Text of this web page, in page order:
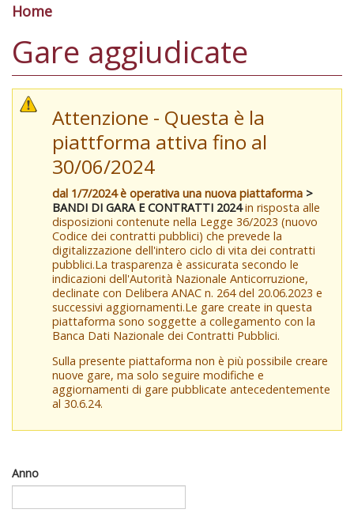
Tu sei qui
Home
Gare aggiudicate
Attenzione - Questa è la
piattforma attiva fino al
30/06/2024
dal 1/7/2024 è operativa una nuova piattaforma >
BANDI DI GARA E CONTRATTI 2024in risposta alle
disposizioni contenute nella Legge 36/2023 (nuovo
Codice dei contratti pubblici) che prevede la
digitalizzazione dell'intero ciclo di vita dei contratti
pubblici.La trasparenza è assicurata secondo le
indicazioni dell'Autorità Nazionale Anticorruzione,
declinate con Delibera ANAC n. 264 del 20.06.2023 e
successivi aggiornamenti.Le gare create in questa
piattaforma sono soggette a collegamento con la
Banca Dati Nazionale dei Contratti Pubblici.
Sulla presente piattaforma non è più possibile creare
nuove gare, ma solo seguire modifiche e
aggiornamenti di gare pubblicate antecedentemente
al 30.6.24.
Anno